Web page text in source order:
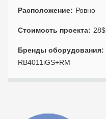
Расположение Ровно
Стоимость проекта 28$
Бренды оборудования
RB4011iGS+RM